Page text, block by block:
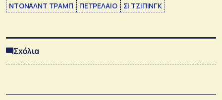
ΝΤΟΝΑΛΝΤ ΤΡΑΜΠ ΠΕΤΡΕΛΑΙΟ ΣΙ ΤΖΙΠΙΝΓΚ
Σχόλια